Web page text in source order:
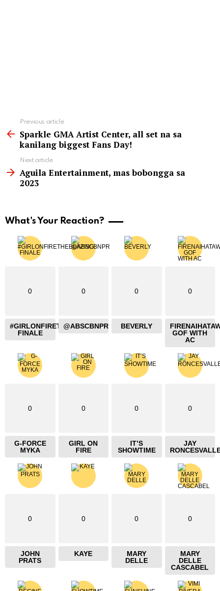
more
Previous article
Sparkle GMA Artist Center, all set na sa
kanilang biggest Fans Day!
Next article
Aguila Entertainment, mas bobongga sa
2023
What's Your Reaction?
0
#GIRLONFIRETHEBLAZING
FINALE
0
@ABSCBNPR
0
BEVERLY
0
GOF WITH
AC
0
G-FORCE
MYKA
0
GIRL ON
FIRE
0
IT’S
SHOWTIME
0
JAY
0
JOHN
PRATS
0
KAYE
0
MARY
DELLE
0
MARY
DELLE
CASCABEL